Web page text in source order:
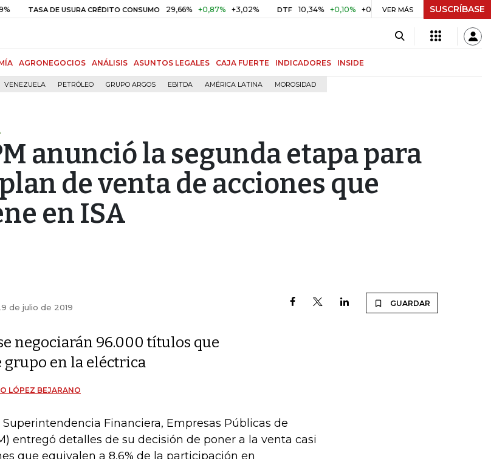
TASA DE USURA CRÉDITO CONSUMO 29,66% +0,87% +3,02% DTF 10,34% +0,10% +0,98% UVR $ 416,86 +$ 0,05
VER MÁS SUSCRÍBASE
AGRONEGOCIOS ANÁLISIS ASUNTOS LEGALES CAJA FUERTE INDICADORES INSIDE
VENEZUELA PETRÓLEO GRUPO ARGOS EBITDA AMÉRICA LATINA MOROSIDAD
anunció la segunda etapa para
de venta de acciones que
en ISA
de julio de 2019 GUARDAR
negociarán 96.000 títulos que
grupo en la eléctrica
LÓPEZ BEJARANO
Superintendencia Financiera, Empresas Públicas de
entregó detalles de su decisión de poner a la venta casi
que equivalen a 8,6% de la participación en